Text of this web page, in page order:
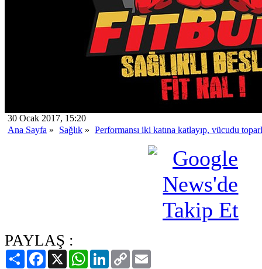
30 Ocak 2017, 15:20
Ana Sayfa » Sağlık » Performansı iki katına katlayıp, vücudu
PAYLAŞ :
PaylaşFacebook
X WhatsAppLinkedIn
Copy
Link